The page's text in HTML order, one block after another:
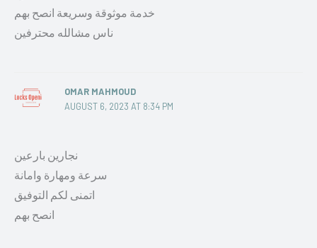
خدمة موثوقة وسريعة انصح بهم
ناس مشالله محترفين
OMAR MAHMOUD
AUGUST 6, 2023 AT 8:34 PM
نجارين بارعين
سرعة ومهارة وامانة
اتمنى لكم التوفيق
انصح بهم